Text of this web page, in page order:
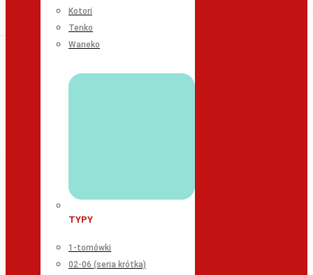
Kotori
Tenko
Waneko
TYPY
1-tomówki
02-06 (seria krótka)